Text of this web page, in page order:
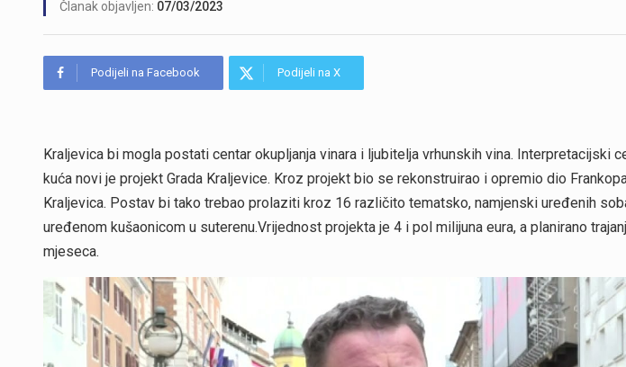
Članak objavljen: 07/03/2023
Podijeli na Facebook Podijeli na X
Kraljevica bi mogla postati centar okupljanja vinara i ljubitelja vrhunskih vina. Interpretacijski
kuća novi je projekt Grada Kraljevice. Kroz projekt bio se rekonstruirao i opremio dio
Kraljevica. Postav bi tako trebao prolaziti kroz 16 različito tematsko, namjenski uređenih
uređenom kušaonicom u suterenu.Vrijednost projekta je 4 i pol milijuna eura, a planirano
mjeseca.